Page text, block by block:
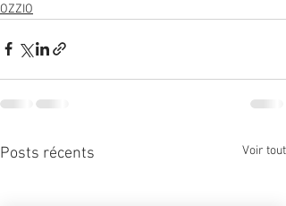
OZZIO
Posts récents Voir tout